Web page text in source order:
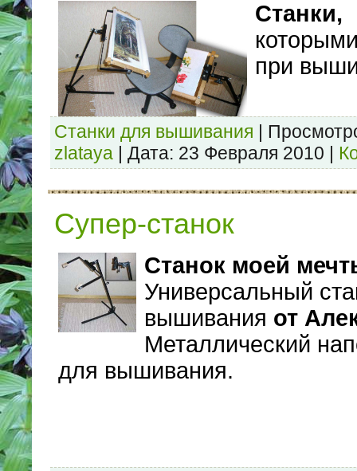
Станки,
при
Станки для вышивания |
zlataya | Дата: 23 Февраля 2010 |
Супер-станок
Станок моей
Универсальный
вышивания от
Металлический
для вышивания.